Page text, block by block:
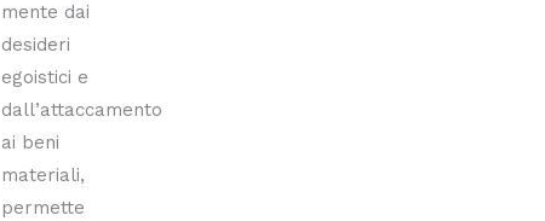
mente dai
desideri
egoistici e
dall’attaccamento
ai beni
materiali,
permette